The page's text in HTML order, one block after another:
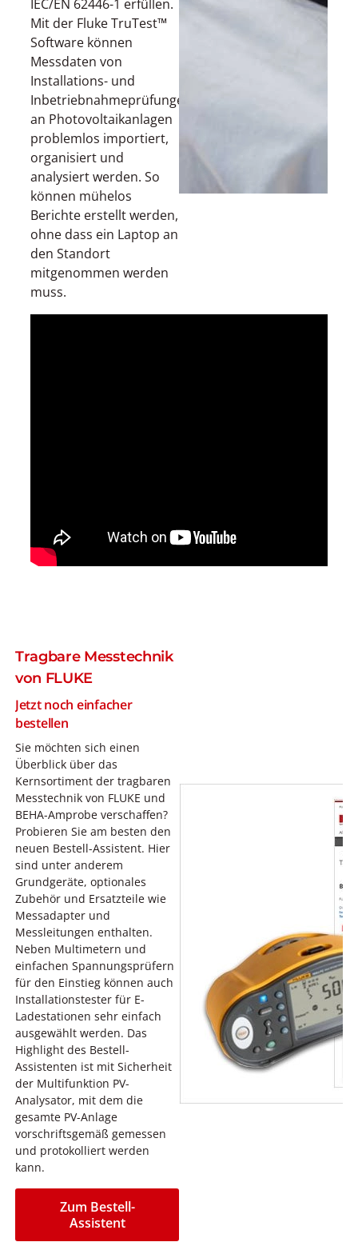
IEC/EN 62446-1 erfüllen.
Mit der Fluke TruTest™
Software können
Messdaten von
Installations- und
Inbetriebnahmeprüfungen
an Photovoltaikanlagen
problemlos importiert,
organisiert und
analysiert werden. So
können mühelos
Berichte erstellt werden,
ohne dass ein Laptop an
den Standort
mitgenommen werden
muss.
Tragbare Messtechnik
von FLUKE
Jetzt noch einfacher
bestellen
Sie möchten sich einen
Überblick über das
Kernsortiment der tragbaren
Messtechnik von FLUKE und
BEHA-Amprobe verschaffen?
Probieren Sie am besten den
neuen Bestell-Assistent. Hier
sind unter anderem
Grundgeräte, optionales
Zubehör und Ersatzteile wie
Messadapter und
Messleitungen enthalten.
Neben Multimetern und
einfachen Spannungsprüfern
für den Einstieg können auch
Installationstester für E-
Ladestationen sehr einfach
ausgewählt werden. Das
Highlight des Bestell-
Assistenten ist mit Sicherheit
der Multifunktion PV-
Analysator, mit dem die
gesamte PV-Anlage
vorschriftsgemäß gemessen
und protokolliert werden
kann.
Zum Bestell-
Assistent